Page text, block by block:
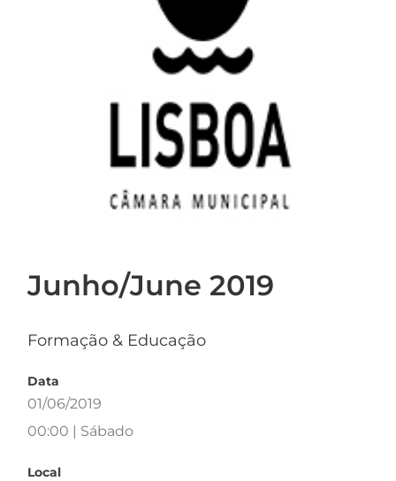
Junho/June 2019
Formação & Educação
Data
01/06/2019
00:00 | Sábado
Local